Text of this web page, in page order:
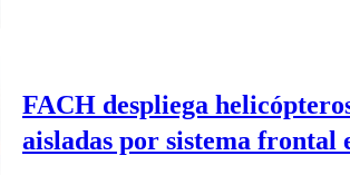
FACH despliega
aisladas por sistema frontal